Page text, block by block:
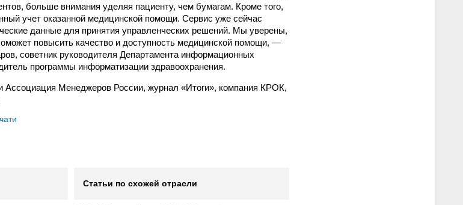
больше внимания уделяя пациенту, чем бумагам. Кроме того,
учет оказанной медицинской помощи. Сервис уже сейчас
данные для принятия управленческих решений. Мы уверены,
повысить качество и доступность медицинской помощи, —
советник руководителя Департамента информационных
программы информатизации здравоохранения.
Ассоциация Менеджеров России, журнал «Итоги», компания КРОК,
Статьи по схожей отрасли